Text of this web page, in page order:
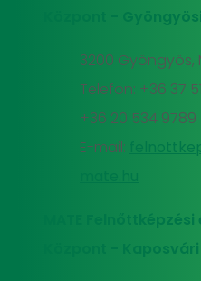
Központ -
3200 Gyöngyös,
Telefon: +36 37
+36 20 534 9789
E-mail:
MATE
Központ -